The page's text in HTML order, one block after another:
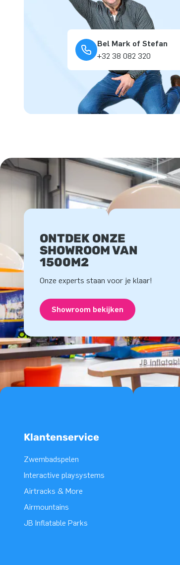
Bel Mark of Stefan
+32 38 082 320
ONTDEK ONZE
SHOWROOM VAN
1500M2
Onze experts staan voor je klaar!
Showroom bekijken
Klantenservice
Zwembadspelen
Interactive playsystems
Airtracks & More
Airmountains
JB Inflatable Parks